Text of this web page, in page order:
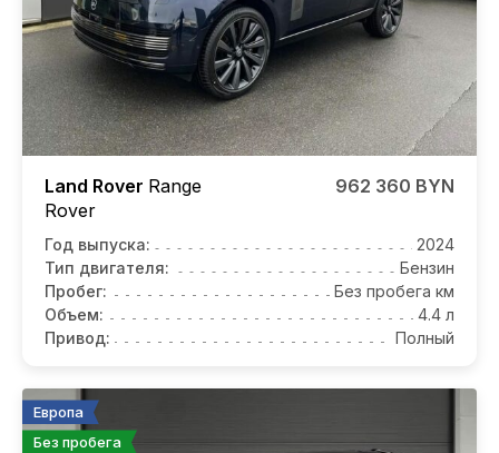
Land Rover Range
Rover
962 360 BYN
Год выпуска:
2024
Тип двигателя:
Бензин
Пробег:
Без пробега км
Объем:
4.4 л
Привод:
Полный
Европа
Без пробега